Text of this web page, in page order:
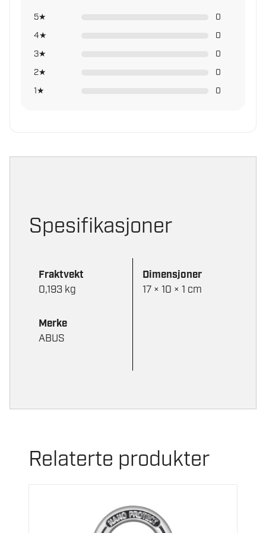
kjellervinduer, skur, koblingsutstyr, bommer, osv.
Security Level
sikkerhet hjemme
5★
0
4★
0
3★
0
2★
0
1★
0
Spesifikasjoner
Fraktvekt
0,193 kg
Dimensjoner
17 × 10 × 1 cm
Merke
ABUS
Relaterte produkter